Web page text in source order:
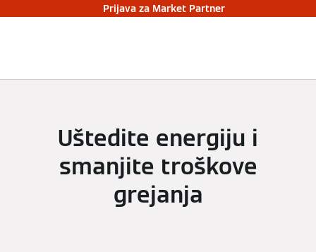
Prijava za Market Partner
Uštedite energiju i
smanjite troškove
grejanja